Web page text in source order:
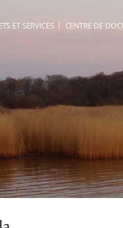
ET SERVICES CENTRE DE